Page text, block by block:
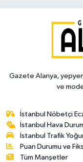
Gazete Alanya,
ve
İstanbul Nöbetçi
İstanbul Hava
İstanbul Trafik
Puan Durumu ve
Tüm Manşetler